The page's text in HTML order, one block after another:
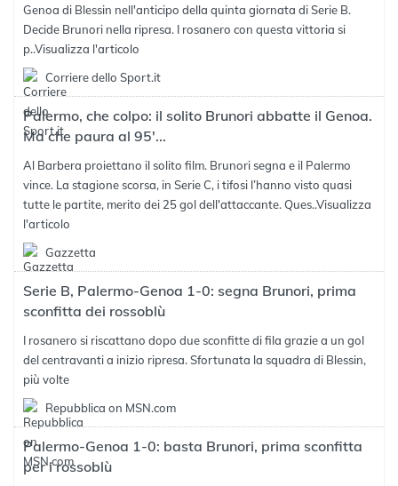
Genoa di Blessin nell'anticipo della quinta giornata di Serie B.
Decide Brunori nella ripresa. I rosanero con questa vittoria si
p..Visualizza l'articolo
Corriere dello Sport.it
Palermo, che colpo: il solito Brunori abbatte il Genoa.
Ma che paura al 95'...
Al Barbera proiettano il solito film. Brunori segna e il Palermo
vince. La stagione scorsa, in Serie C, i tifosi l’hanno visto quasi
tutte le partite, merito dei 25 gol dell'attaccante. Ques..Visualizza
l'articolo
Gazzetta
Serie B, Palermo-Genoa 1-0: segna Brunori, prima
sconfitta dei rossoblù
I rosanero si riscattano dopo due sconfitte di fila grazie a un gol
del centravanti a inizio ripresa. Sfortunata la squadra di Blessin,
più volte
Repubblica on MSN.com
Palermo-Genoa 1-0: basta Brunori, prima sconfitta
per i rossoblù